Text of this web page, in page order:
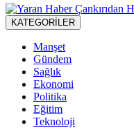
KATEGORİLER
Manşet
Gündem
Sağlık
Ekonomi
Politika
Eğitim
Teknoloji